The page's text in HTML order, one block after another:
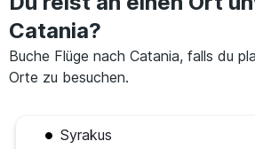
Catania?
Buche Flüge nach Catania, falls du
Orte zu besuchen.
Syrakus